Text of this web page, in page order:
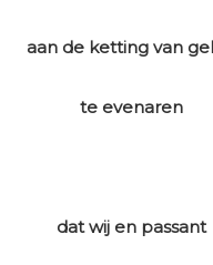
aan de ketting van
te evenaren
dat wij en passant